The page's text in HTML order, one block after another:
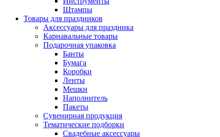
Штампы
Товары для праздников
Аксессуары для праздника
Карнавальные товары
Подарочная упаковка
Банты
Бумага
Коробки
Ленты
Мешки
Наполнитель
Пакеты
Сувенирная продукция
Тематические подборки
Свадебные аксессуары